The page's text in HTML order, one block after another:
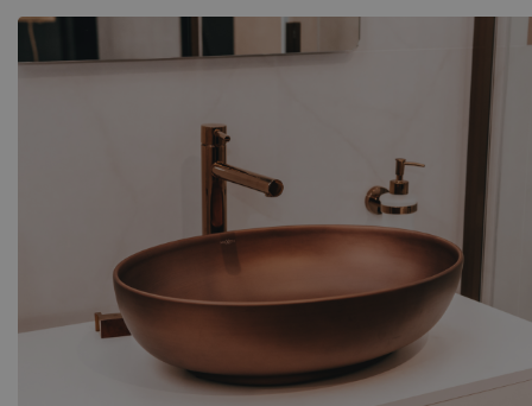
necessidade de contacto telefónico. Os utilizadores
registados têm acesso à oferta completa de produtos,
listas de preços individuais, descontos e histórico de
abordagem mais personalizada, os nossos
representantes comerciais oferecem apoio total —
desde aconselhamento até negociações de preços.
Graças a isto, a cooperação connosco é cómoda,
transparente e adaptada a cada parceiro de negócios.